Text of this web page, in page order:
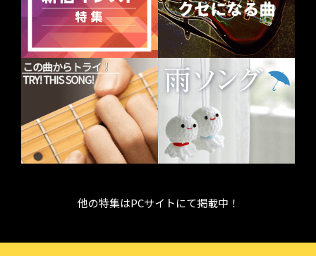
他の特集はPCサイトにて掲載中！